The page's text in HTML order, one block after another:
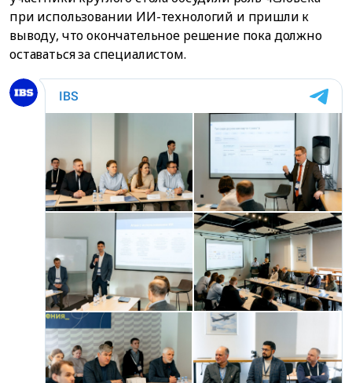
при использовании ИИ-технологий и пришли к
выводу, что окончательное решение пока должно
оставаться за специалистом.